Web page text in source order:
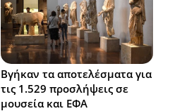
Βγήκαν τα αποτελέσματα για
τις 1.529 προσλήψεις σε
μουσεία και ΕΦΑ